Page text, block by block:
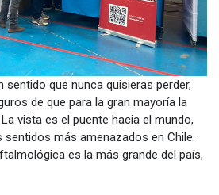
sentido que nunca quisieras perder,
de que para la gran mayoría la
vista es el puente hacia el mundo,
más amenazados en Chile.
es la más grande del país,